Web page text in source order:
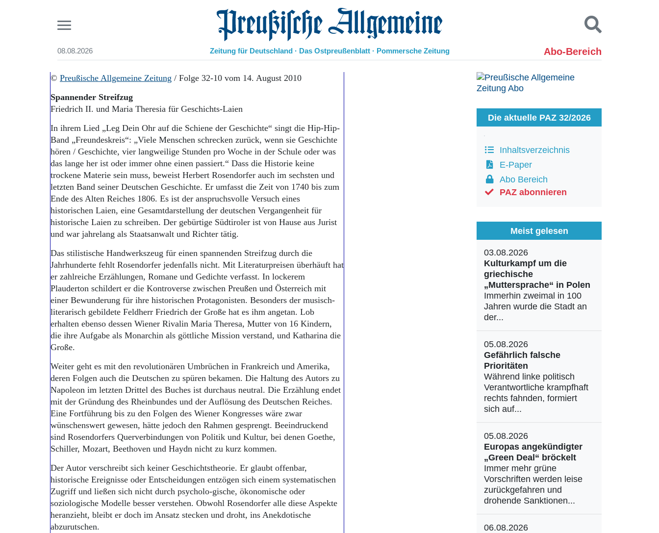
08.08.2026 Preußische Allgemeine Zeitung
Zeitung für Deutschland · Das Ostpreußenblatt · Pommersche Zeitung Abo-Bereich
Start
Aktuelle Ausgabe
Abonnenten-Login
Abo Prämien
Archiv
Mediadaten
Leben
Geschichte
Ostpreußen
Pommern
Berlin-Brandenburg
Schlesien
Danzig und Westpreußen
Bücher
Kontakt
Suchen und finden
© Preußische Allgemeine Zeitung / Folge 32-10 vom 14. August 2010
Spannender Streifzug
Friedrich II. und Maria Theresia für Geschichts-Laien
In ihrem Lied „Leg Dein Ohr auf die Schiene der Geschichte“ singt die Hip-Hip-
Band „Freundeskreis“: „Viele Menschen schrecken zurück, wenn sie Geschichte
hören / Geschichte, vier langweilige Stunden pro Woche in der Schule oder was
das lange her ist oder immer ohne einen passiert.“ Dass die Historie keine
trockene Materie sein muss, beweist Herbert Rosendorfer auch im sechsten und
letzten Band seiner Deutschen Geschichte. Er umfasst die Zeit von 1740 bis zum
Ende des Alten Reiches 1806. Es ist der anspruchsvolle Versuch eines
historischen Laien, eine Gesamtdarstellung der deutschen Vergangenheit für
historische Laien zu schreiben. Der gebürtige Südtiroler ist von Hause aus Jurist
und war jahrelang als Staatsanwalt und Richter tätig.
Das stilistische Handwerkszeug für einen spannenden Streifzug durch die
Jahrhunderte fehlt Rosendorfer jedenfalls nicht. Mit Literaturpreisen überhäuft hat
er zahlreiche Erzählungen, Romane und Gedichte verfasst. In lockerem
Plauderton schildert er die Kontroverse zwischen Preußen und Österreich mit
einer Bewunderung für ihre historischen Protagonisten. Besonders der musisch-
literarisch gebildete Feldherr Friedrich der Große hat es ihm angetan. Lob
erhalten ebenso dessen Wiener Rivalin Maria Theresa, Mutter von 16 Kindern,
die ihre Aufgabe als Monarchin als göttliche Mission verstand, und Katharina die
Große.
Weiter geht es mit den revolutionären Umbrüchen in Frankreich und Amerika,
deren Folgen auch die Deutschen zu spüren bekamen. Die Haltung des Autors zu
Napoleon im letzten Drittel des Buches ist durchaus neutral. Die Erzählung endet
mit der Gründung des Rheinbundes und der Auflösung des Deutschen Reiches.
Eine Fortführung bis zu den Folgen des Wiener Kongresses wäre zwar
wünschenswert gewesen, hätte jedoch den Rahmen gesprengt. Beeindruckend
sind Rosendorfers Querverbindungen von Politik und Kultur, bei denen Goethe,
Schiller, Mozart, Beethoven und Haydn nicht zu kurz kommen.
Der Autor verschreibt sich keiner Geschichtstheorie. Er glaubt offenbar,
historische Ereignisse oder Entscheidungen entzögen sich einem systematischen
Zugriff und ließen sich nicht durch psycholo-gische, ökonomische oder
soziologische Modelle besser verstehen. Obwohl Rosendorfer alle diese Aspekte
heranzieht, bleibt er doch im Ansatz stecken und droht, ins Anekdotische
abzurutschen.
Die aktuelle PAZ 32/2026
Inhaltsverzeichnis
E-Paper
Abo Bereich
PAZ abonnieren
Meist gelesen
03.08.2026
Kulturkampf um die
griechische
„Muttersprache“ in Polen
Immerhin zweimal in 100
Jahren wurde die Stadt an
der...
05.08.2026
Gefährlich falsche
Prioritäten
Während linke politisch
Verantwortliche krampfhaft
rechts fahnden, formiert
sich auf...
05.08.2026
Europas angekündigter
„Green Deal“ bröckelt
Immer mehr grüne
Vorschriften werden leise
zurückgefahren und
drohende Sanktionen...
06.08.2026